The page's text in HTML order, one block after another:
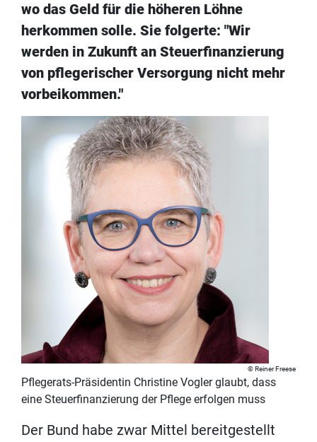
wo das Geld für die höheren Löhne
herkommen solle. Sie folgerte: "Wir
werden in Zukunft an Steuerfinanzierung
von pflegerischer Versorgung nicht mehr
vorbeikommen."
Reiner Freese
Pflegerats-Präsidentin Christine Vogler glaubt, dass
eine Steuerfinanzierung der Pflege erfolgen muss
Der Bund habe zwar Mittel bereitgestellt